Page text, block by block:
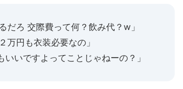
だろ 交際費って何？飲み代？w」
万円も衣装必要なの」
いですよってことじゃねーの？」